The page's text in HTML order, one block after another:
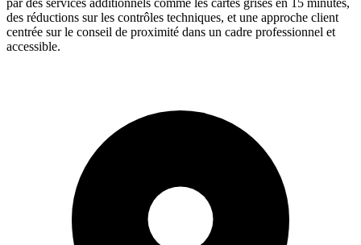
des réductions sur les contrôles techniques, et une approche client
centrée sur le conseil de proximité dans un cadre professionnel et
accessible.